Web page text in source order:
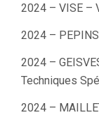
2024 – VISE –
2024 –
2024 –
Techniques
2024 –